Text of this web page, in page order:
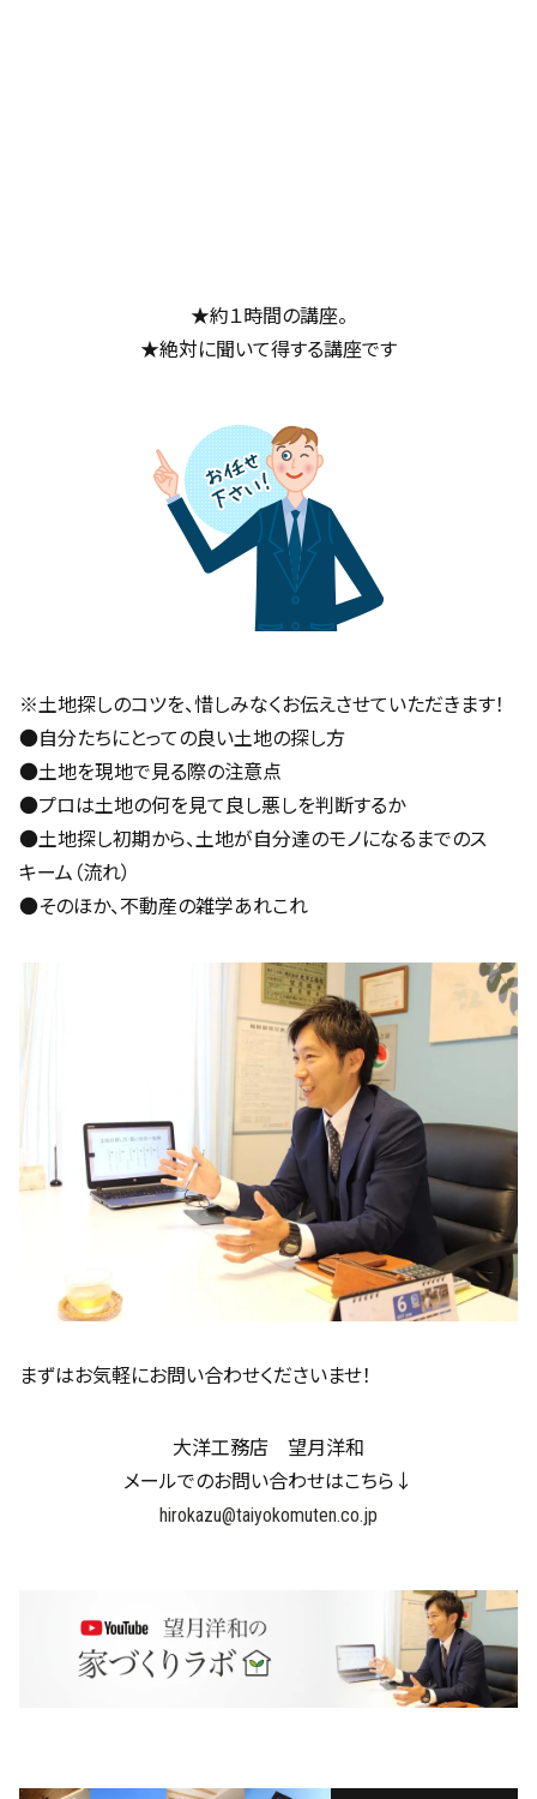
★約１時間の講座。
★絶対に聞いて得する講座です
※土地探しのコツを、惜しみなくお伝えさせていただきます！
●自分たちにとっての良い土地の探し方
●土地を現地で見る際の注意点
●プロは土地の何を見て良し悪しを判断するか
●土地探し初期から、土地が自分達のモノになるまでのス
キーム（流れ）
●そのほか、不動産の雑学あれこれ
まずはお気軽にお問い合わせくださいませ！
大洋工務店 望月洋和
メールでのお問い合わせはこちら↓
hirokazu@taiyokomuten.co.jp